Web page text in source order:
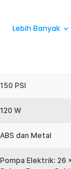
secara
ini menjadi
Disimpan
mobil tanpa
Lebih Banyak
150 PSI
120 W
ABS dan Metal
Pompa Elektrik: 26